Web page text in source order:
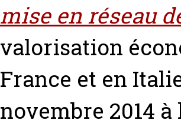
mise en réseau
valorisation
France et en
novembre 2014